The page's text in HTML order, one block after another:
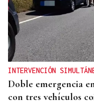
INTERVENCIÓN
Doble emergencia
con tres vehículos